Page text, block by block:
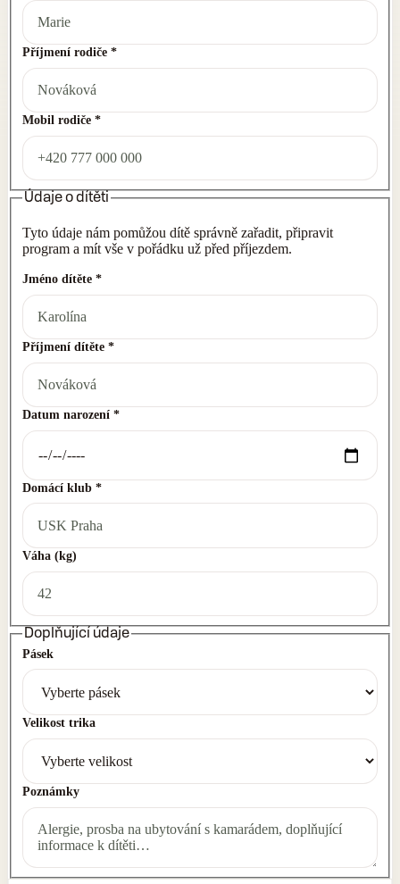
Příjmení rodiče *
Mobil rodiče *
Údaje o dítěti
Tyto údaje nám pomůžou dítě správně zařadit, připravit
program a mít vše v pořádku už před příjezdem.
Jméno dítěte *
Příjmení dítěte *
Datum narození *
Domácí klub *
Váha (kg)
Doplňující údaje
Pásek
Velikost trika
Poznámky